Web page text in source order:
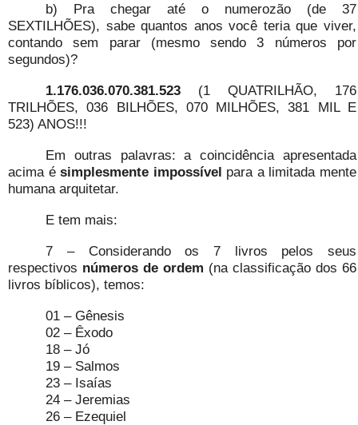
b) Pra chegar até o numerozão (de 37
SEXTILHÕES), sabe quantos anos você teria que viver,
contando sem parar (mesmo sendo 3 números por
segundos)?
1.176.036.070.381.523 (1 QUATRILHÃO, 176
TRILHÕES, 036 BILHÕES, 070 MILHÕES, 381 MIL E
523) ANOS!!!
Em outras palavras: a coincidência apresentada
acima ésimplesmente impossível para a limitada mente
humana arquitetar.
E tem mais:
7 – Considerando os 7 livros pelos seus
respectivos números de ordem (na classificação dos 66
livros bíblicos), temos:
01 – Gênesis
02 – Êxodo
18 – Jó
19 – Salmos
23 – Isaías
24 – Jeremias
26 – Ezequiel